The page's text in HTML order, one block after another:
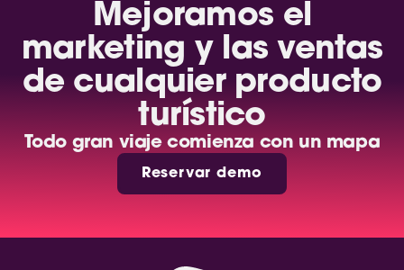
Mejoramos el
marketing y las ventas
de cualquier producto
turístico
Todo gran viaje comienza con un mapa
Reservar demo